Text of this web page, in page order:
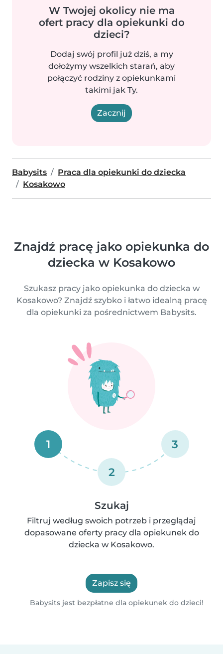
W Twojej okolicy nie ma
ofert pracy dla opiekunki do
dzieci?
Dodaj swój profil już dziś, a my
dołożymy wszelkich starań, aby
połączyć rodziny z opiekunkami
takimi jak Ty.
Zacznij
Babysits
Praca dla opiekunki do dziecka
Kosakowo
Znajdź pracę jako opiekunka do
dziecka w Kosakowo
Szukasz pracy jako opiekunka do dziecka w
Kosakowo? Znajdź szybko i łatwo idealną pracę
dla opiekunki za pośrednictwem Babysits.
1
2
3
Szukaj
Filtruj według swoich potrzeb i przeglądaj
dopasowane oferty pracy dla opiekunek do
dziecka w Kosakowo.
Zapisz się
Babysits jest bezpłatne dla opiekunek do dzieci!